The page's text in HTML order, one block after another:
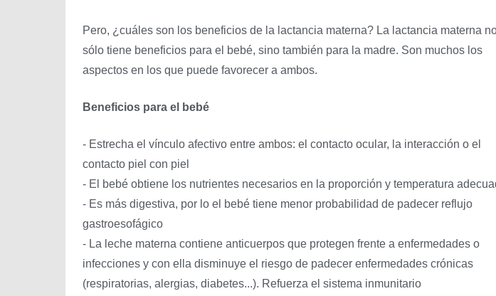
Pero, ¿cuáles son los beneficios de la lactancia materna? La lactancia materna
sólo tiene beneficios para el bebé, sino también para la madre. Son muchos los
aspectos en los que puede favorecer a ambos.
Beneficios para el bebé
- Estrecha el vínculo afectivo entre ambos: el contacto ocular, la interacción o el
contacto piel con piel
- El bebé obtiene los nutrientes necesarios en la proporción y temperatura
- Es más digestiva, por lo el bebé tiene menor probabilidad de padecer reflujo
gastroesofágico
- La leche materna contiene anticuerpos que protegen frente a enfermedades o
infecciones y con ella disminuye el riesgo de padecer enfermedades crónicas
(respiratorias, alergias, diabetes...). Refuerza el sistema inmunitario